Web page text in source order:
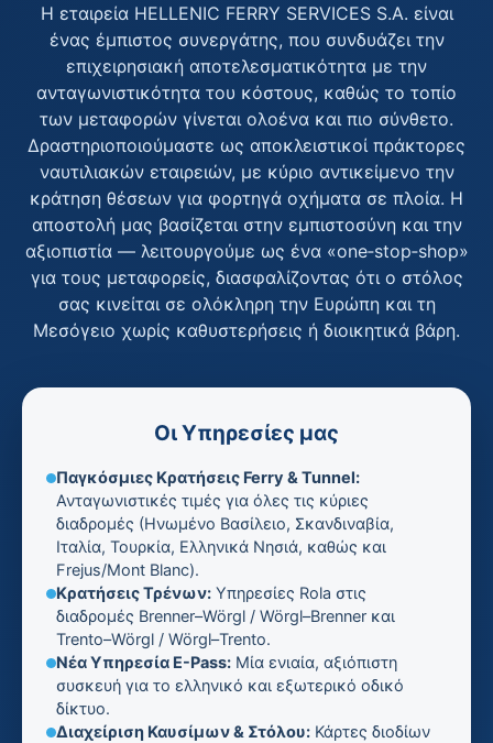
Η εταιρεία HELLENIC FERRY SERVICES S.A. είναι
ένας έμπιστος συνεργάτης, που συνδυάζει την
επιχειρησιακή αποτελεσματικότητα με την
ανταγωνιστικότητα του κόστους, καθώς το τοπίο
των μεταφορών γίνεται ολοένα και πιο σύνθετο.
Δραστηριοποιούμαστε ως αποκλειστικοί πράκτορες
ναυτιλιακών εταιρειών, με κύριο αντικείμενο την
κράτηση θέσεων για φορτηγά οχήματα σε πλοία. Η
αποστολή μας βασίζεται στην εμπιστοσύνη και την
αξιοπιστία — λειτουργούμε ως ένα «one‑stop‑shop»
για τους μεταφορείς, διασφαλίζοντας ότι ο στόλος
σας κινείται σε ολόκληρη την Ευρώπη και τη
Μεσόγειο χωρίς καθυστερήσεις ή διοικητικά βάρη.
Οι Υπηρεσίες μας
Παγκόσμιες Κρατήσεις Ferry & Tunnel:
Ανταγωνιστικές τιμές για όλες τις κύριες
διαδρομές (Ηνωμένο Βασίλειο, Σκανδιναβία,
Ιταλία, Τουρκία, Ελληνικά Νησιά, καθώς και
Frejus/Mont Blanc).
Κρατήσεις Τρένων: Υπηρεσίες Rola στις
διαδρομές Brenner–Wörgl / Wörgl–Brenner και
Trento–Wörgl / Wörgl–Trento.
Νέα Υπηρεσία E-Pass: Μία ενιαία, αξιόπιστη
συσκευή για το ελληνικό και εξωτερικό οδικό
δίκτυο.
Διαχείριση Καυσίμων & Στόλου: Κάρτες διοδίων